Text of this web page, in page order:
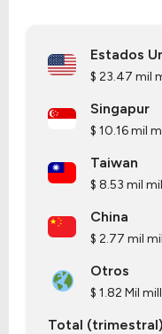
Estados
$ 23.47 mil
Singapur
$ 10.16 mil
Taiwan
$ 8.53 mil
China
$ 2.77 mil
Otros
$ 1.82 Mil
Total (trimestral)